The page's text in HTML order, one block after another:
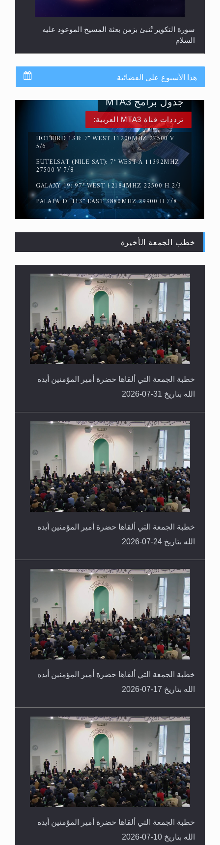
سورة التكوير تُنبئ بزمن بعثة المسيح الموعود عليه
السلام
حقيقة المسيح الدجال
القرآن قاضٍ وحكمٌ على السنة ومهيمنٌ عليها.. ليس
العكس
هذا الأسبوع على الفضائية
ترددات قناة MTA3 العربية:
HOTBIRD 13B: 7° WEST 11200MHZ 27500 V
5/6
EUTELSAT (NILE SAT): 7° WEST-A 11392MHZ
27500 V 7/8
GALAXY 19: 97° WEST 12184MHZ 22500 H 2/3
PALAPA D: 113° EAST 3880MHZ 29900 H 7/8
جدول برامج MTA3
خطب الجمعة الأخيرة
خطبة الجمعة التي ألقاها حضرة أمير المؤمنين أيده
الله بتاريخ 31-07-2026
خطبة الجمعة التي ألقاها حضرة أمير المؤمنين أيده
الله بتاريخ 24-07-2026
خطبة الجمعة التي ألقاها حضرة أمير المؤمنين أيده
الله بتاريخ 17-07-2026
خطبة الجمعة التي ألقاها حضرة أمير المؤمنين أيده
الله بتاريخ 10-07-2026